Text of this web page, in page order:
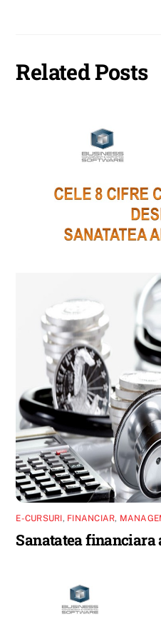
Related Posts
E-CURSURI, FINANCIAR,
Sanatatea financiara